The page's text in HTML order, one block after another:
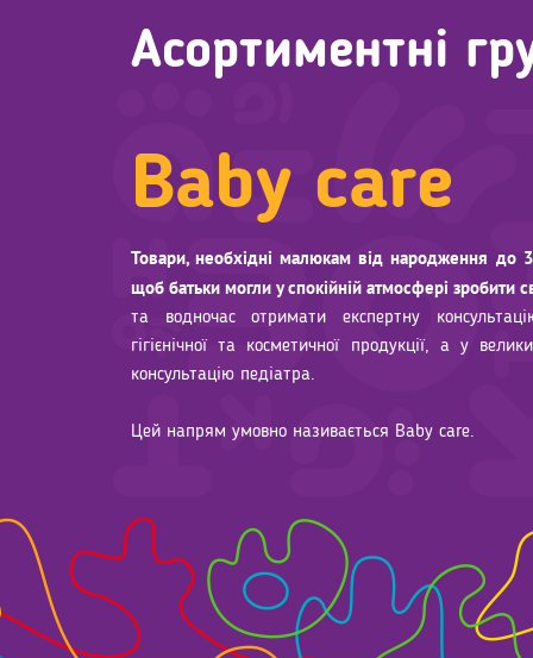
Асортиментні
Baby care
Товари, необхідні малюкам від народження до 3
щоб батьки могли у спокійній атмосфері зробити
та водночас отримати експертну
гігієнічної та косметичної продукції, а у
консультацію педіатра.
Цей напрям умовно називається Baby care.
Іграшки та розваги – це окремий світ в «Антошці»,
де переважає «фановий» настрій та яскраві
готові грати разом із дітьми та дорослими.
Дитяча мода в «Антошці» пропонує батькам і
тенденції та атмосферу справжнього «fashion»-